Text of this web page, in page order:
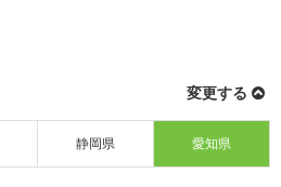
変更する
静岡県 愛知県